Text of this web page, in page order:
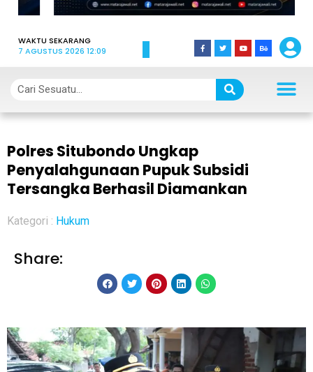
WAKTU SEKARANG
7 AGUSTUS 2026 12:09
Polres Situbondo Ungkap
Penyalahgunaan Pupuk Subsidi
Tersangka Berhasil Diamankan
Kategori : Hukum
Share: